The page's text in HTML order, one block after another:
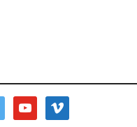
youtube vimeo